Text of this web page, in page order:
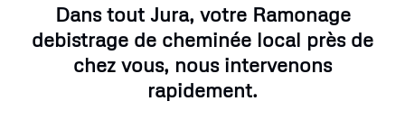
Dans tout Jura, votre Ramonage
debistrage de cheminée local près de
chez vous, nous intervenons
rapidement.